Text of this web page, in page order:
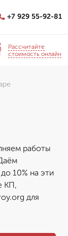
+7 929 55-92-81
Рассчитайте
стоимость онлайн
работы
10% на эти
КП,
для